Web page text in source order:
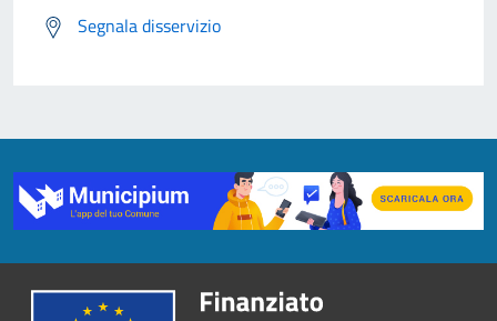
Segnala disservizio